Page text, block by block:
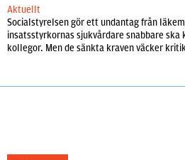
Aktuellt
Socialstyrelsen gör ett undantag från
insatsstyrkornas sjukvårdare snabbare ska
kollegor. Men de sänkta kraven väcker